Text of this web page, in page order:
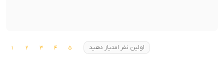
اولین نفر امتیاز دهید